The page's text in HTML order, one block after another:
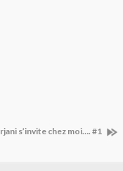
s’invite chez moi…. #1